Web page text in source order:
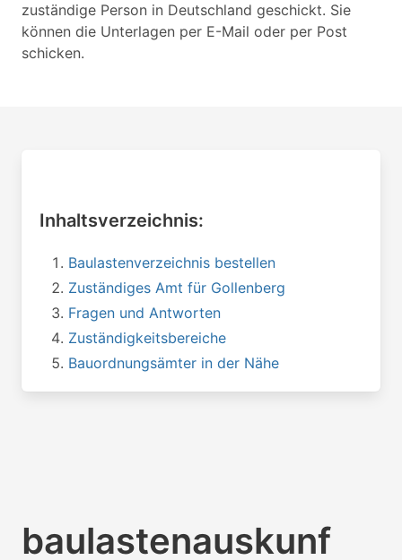
zuständige Person in Deutschland geschickt. Sie
können die Unterlagen per E-Mail oder per Post
schicken.
Inhaltsverzeichnis:
Baulastenverzeichnis bestellen
Zuständiges Amt für Gollenberg
Fragen und Antworten
Zuständigkeitsbereiche
Bauordnungsämter in der Nähe
baulastenauskunf